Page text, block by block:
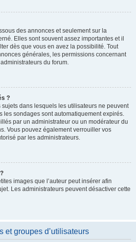
des annonces et seulement sur la
Elles sont souvent assez importantes et il
dès que vous en avez la possibilité. Tout
générales, les permissions concernant
du forum.
?
dans lesquels les utilisateurs ne peuvent
les sondages sont automatiquement expirés.
par un administrateur ou un modérateur du
Vous pouvez également verrouiller vos
par les administrateurs.
images que l’auteur peut insérer afin
Les administrateurs peuvent désactiver cette
et groupes d’utilisateurs